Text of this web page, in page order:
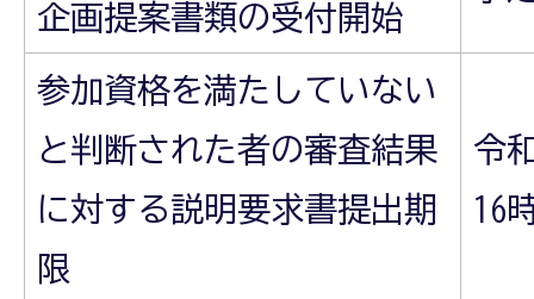
企画提案書類の受付開始
参加資格を満たしていない
と判断された者の審査結果
に対する説明要求書提出期
限
令
16